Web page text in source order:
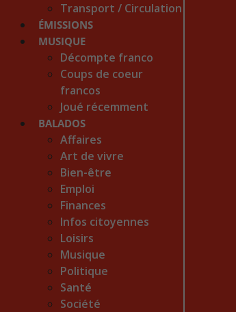
Transport / Circulation
ÉMISSIONS
MUSIQUE
Décompte franco
Coups de coeur
francos
Joué récemment
BALADOS
Affaires
Art de vivre
Bien-être
Emploi
Finances
Infos citoyennes
Loisirs
Musique
Politique
Santé
Société